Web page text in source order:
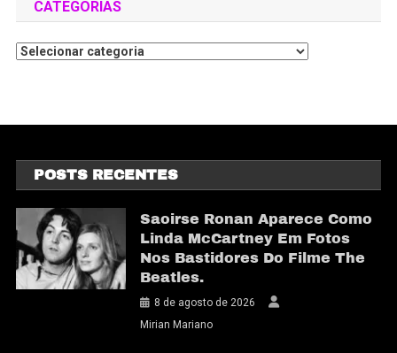
CATEGORIAS
POSTS RECENTES
Saoirse Ronan Aparece Como
Linda McCartney Em Fotos
Nos Bastidores Do Filme The
Beatles.
8 de agosto de 2026
Mirian Mariano